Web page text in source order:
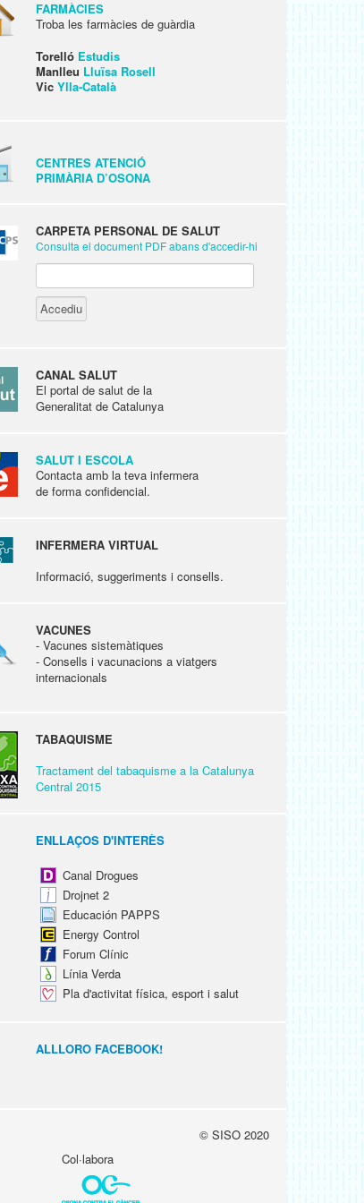
FARMÀCIES
Troba les farmàcies de guàrdia
Torelló Estudis
Manlleu Lluïsa Rosell
Vic Ylla-Català
CENTRES ATENCIÓ
PRIMÀRIA D’OSONA
CARPETA PERSONAL DE SALUT
Consulta el document PDF abans d'accedir-hi
CANAL SALUT
El portal de salut de la
Generalitat de Catalunya
SALUT I ESCOLA
Contacta amb la teva infermera
de forma confidencial.
INFERMERA VIRTUAL
Informació, suggeriments i consells.
VACUNES
- Vacunes sistemàtiques
- Consells i vacunacions a viatgers
internacionals
TABAQUISME
Tractament del tabaquisme a la Catalunya
Central 2015
ENLLAÇOS D'INTERÈS
Canal Drogues
Drojnet 2
Educación PAPPS
Energy Control
Forum Clínic
Línia Verda
Pla d'activitat física, esport i salut
ALLLORO FACEBOOK!
© SISO 2020
Col·labora